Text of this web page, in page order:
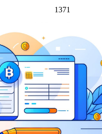
1371